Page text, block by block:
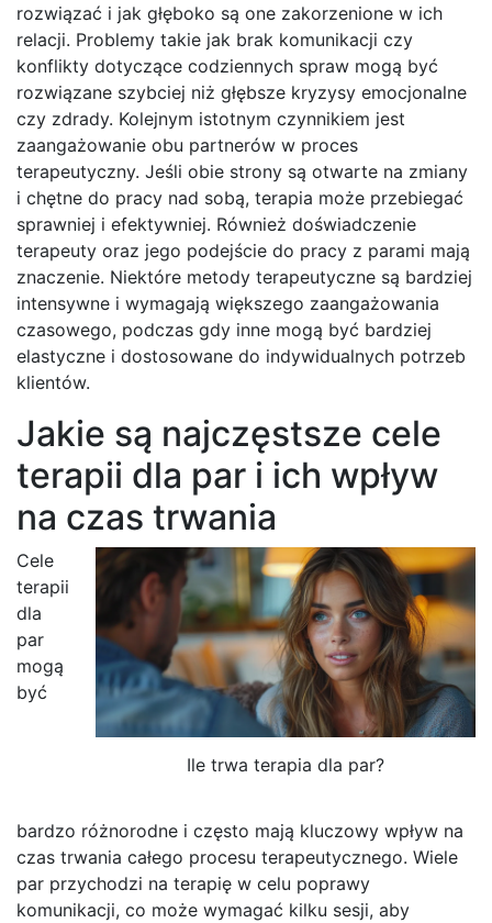
rozwiązać i jak głęboko są one zakorzenione w ich
relacji. Problemy takie jak brak komunikacji czy
konflikty dotyczące codziennych spraw mogą być
rozwiązane szybciej niż głębsze kryzysy emocjonalne
czy zdrady. Kolejnym istotnym czynnikiem jest
zaangażowanie obu partnerów w proces
terapeutyczny. Jeśli obie strony są otwarte na zmiany
i chętne do pracy nad sobą, terapia może przebiegać
sprawniej i efektywniej. Również doświadczenie
terapeuty oraz jego podejście do pracy z parami mają
znaczenie. Niektóre metody terapeutyczne są bardziej
intensywne i wymagają większego zaangażowania
czasowego, podczas gdy inne mogą być bardziej
elastyczne i dostosowane do indywidualnych potrzeb
klientów.
Jakie są najczęstsze cele
terapii dla par i ich wpływ
na czas trwania
Ile trwa terapia dla par?
Cele
terapii
dla
par
mogą
być
bardzo różnorodne i często mają kluczowy wpływ na
czas trwania całego procesu terapeutycznego. Wiele
par przychodzi na terapię w celu poprawy
komunikacji, co może wymagać kilku sesji, aby